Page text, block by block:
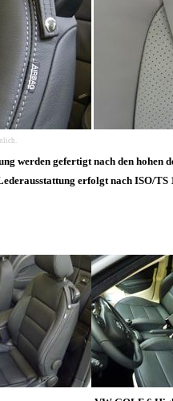
werden gefertigt nach den hohen
erfolgt nach ISO/TS